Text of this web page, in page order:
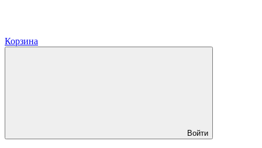
Корзина
Войти